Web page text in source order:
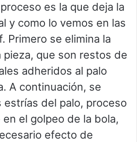
es la que deja la
y como lo vemos en las
Primero se elimina la
pieza, que son restos de
adheridos al palo
A continuación, se
estrías del palo, proceso
el golpeo de la bola,
efecto de